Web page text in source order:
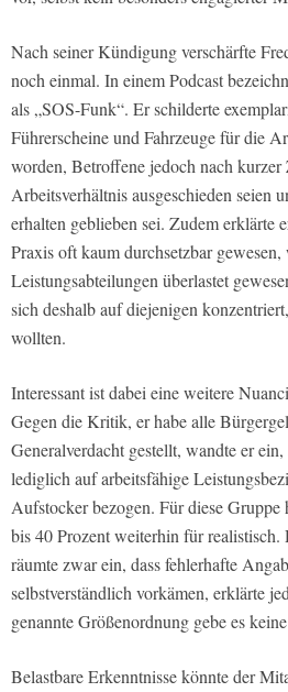
Nach seiner Kündigung verschärfte
noch einmal. In einem Podcast
als „SOS-Funk“. Er schilderte
Führerscheine und Fahrzeuge für die
worden, Betroffene jedoch nach kurzer
Arbeitsverhältnis ausgeschieden seien
erhalten geblieben sei. Zudem erklärte
Praxis oft kaum durchsetzbar
Leistungsabteilungen überlastet
sich deshalb auf diejenigen
wollten.
Interessant ist dabei eine weitere
Gegen die Kritik, er habe alle
Generalverdacht gestellt, wandte er
lediglich auf arbeitsfähige
Aufstocker bezogen. Für diese Gruppe
bis 40 Prozent weiterhin für realistisch.
räumte zwar ein, dass fehlerhafte
selbstverständlich vorkämen, erklärte
genannte Größenordnung gebe es
Belastbare Erkenntnisse könnte der